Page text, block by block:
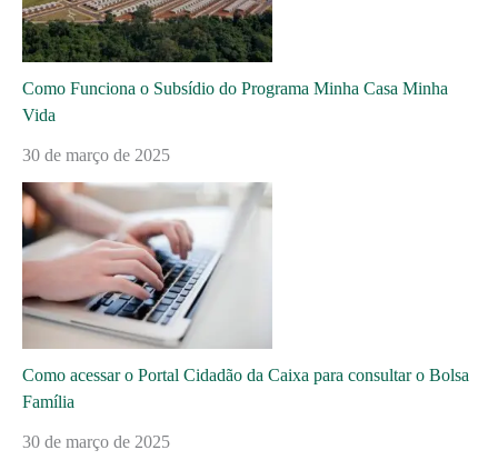
Como Funciona o Subsídio do Programa Minha Casa Minha
Vida
30 de março de 2025
Como acessar o Portal Cidadão da Caixa para consultar o Bolsa
Família
30 de março de 2025